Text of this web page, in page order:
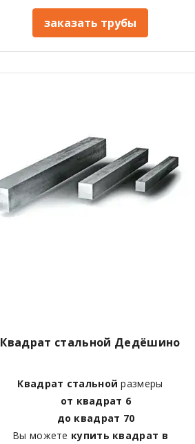
заказать трубы
Квадрат стальной Дедёшино
Квадрат стальной размеры
от квадрат 6
до квадрат 70
Вы можете купить квадрат в